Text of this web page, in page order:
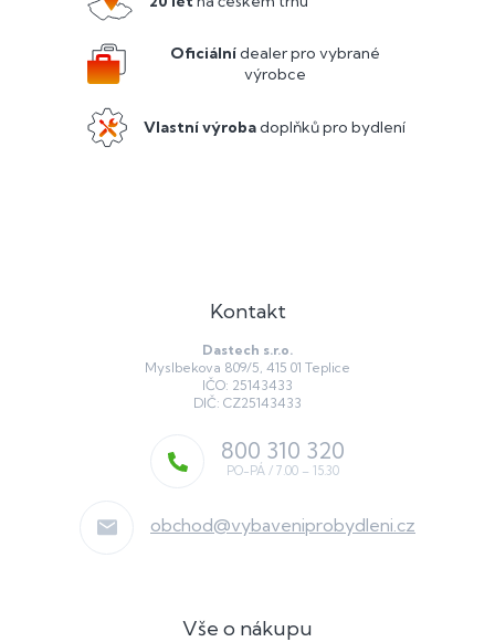
Oficiálnídealer pro vybrané
výrobce
Vlastní výrobadoplňků pro bydlení
Kontakt
Dastech s.r.o.
Myslbekova 809/5, 415 01 Teplice
IČO: 25143433
DIČ: CZ25143433
obchod@vybaveniprobydleni.cz
800 310 320
Vše o nákupu